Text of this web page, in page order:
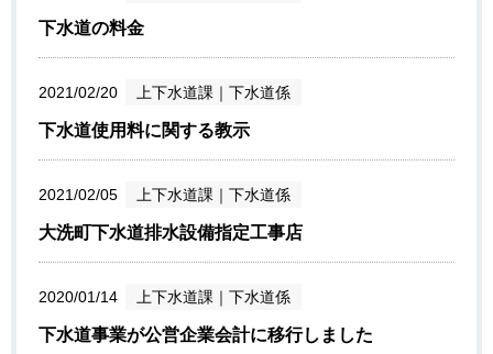
下水道の料金
2021/02/20 上下水道課 ｜ 下水道係
下水道使用料に関する教示
2021/02/05 上下水道課 ｜ 下水道係
大洗町下水道排水設備指定工事店
2020/01/14 上下水道課 ｜ 下水道係
下水道事業が公営企業会計に移行しました